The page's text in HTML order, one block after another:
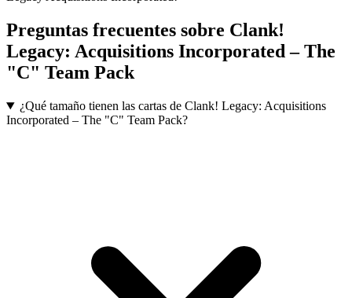
Preguntas frecuentes sobre Clank!
Legacy: Acquisitions Incorporated – The
"C" Team Pack
¿Qué tamaño tienen las cartas de Clank! Legacy: Acquisitions
Incorporated – The "C" Team Pack?